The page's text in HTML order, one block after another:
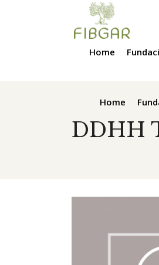
Home
Home
DDHH